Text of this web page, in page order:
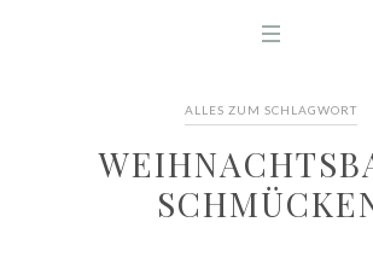
ALLES ZUM SCHLAGWORT